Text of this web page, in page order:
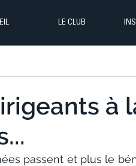
LE CLUB
à
passent et plus le